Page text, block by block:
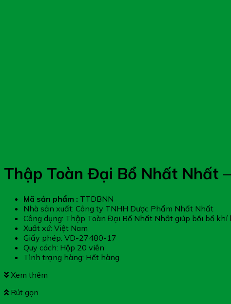
Thập Toàn Đại Bổ Nhất Nhất
Mã sản phẩm : TTDBNN
Nhà sản xuất: Công ty TNHH Dược Phẩm Nhất Nhất
Công dụng: Thập Toàn Đại Bổ Nhất Nhất giúp bồi bổ
Xuất xứ: Việt Nam
Giấy phép: VD-27480-17
Quy cách: Hộp 20 viên
Tình trạng hàng: Hết hàng
Xem thêm
Rút gọn